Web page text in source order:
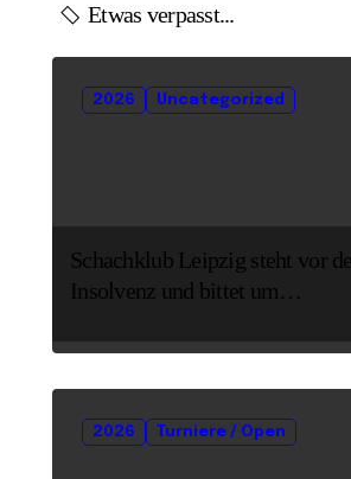
Etwas verpasst...
2026 Uncategorized
Schachklub Leipzig steht vor
Insolvenz und bittet um
2026 Turniere / Open